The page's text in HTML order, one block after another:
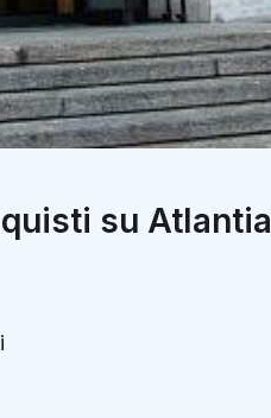
su Atlantia